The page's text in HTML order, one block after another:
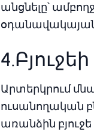
անցնելը՝
Արտերկրում
ուսանողական
առանձին